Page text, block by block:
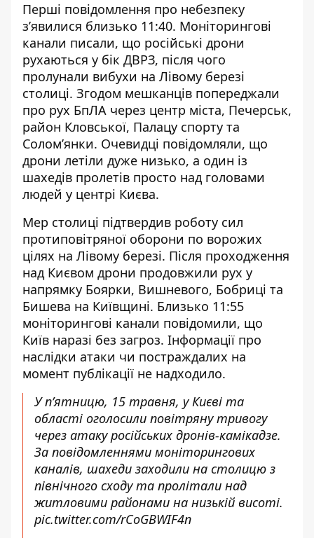
Перші повідомлення про небезпеку
з’явилися близько 11:40. Моніторингові
канали писали, що російські дрони
рухаються у бік ДВРЗ, після чого
пролунали вибухи на Лівому березі
столиці. Згодом мешканців попереджали
про рух БпЛА через центр міста, Печерськ,
район Кловської, Палацу спорту та
Солом’янки. Очевидці повідомляли, що
дрони летіли дуже низько, а один із
шахедів пролетів просто над головами
людей у центрі Києва.
Мер столиці підтвердив роботу сил
протиповітряної оборони по ворожих
цілях на Лівому березі. Після проходження
над Києвом дрони продовжили рух у
напрямку Боярки, Вишневого, Бобриці та
Бишева на Київщині. Близько 11:55
моніторингові канали повідомили, що
Київ наразі без загроз. Інформації про
наслідки атаки чи постраждалих на
момент публікації не надходило.
У п’ятницю, 15 травня, у Києві та
області оголосили повітряну тривогу
через атаку російських дронів-камікадзе.
За повідомленнями моніторингових
каналів, шахеди заходили на столицю з
північного сходу та пролітали над
житловими районами на низькій висоті.
pic.twitter.com/rCoGBWIF4n